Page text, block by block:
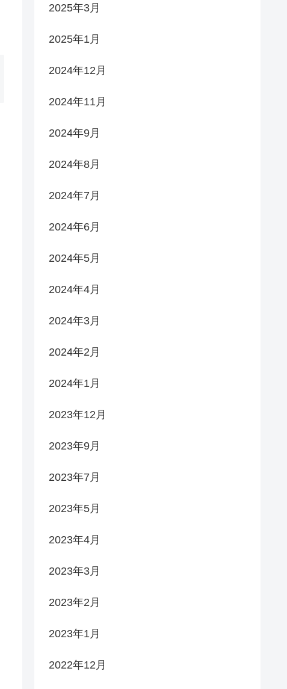
2025年3月
2025年1月
2024年12月
2024年11月
2024年9月
2024年8月
2024年7月
2024年6月
2024年5月
2024年4月
2024年3月
2024年2月
2024年1月
2023年12月
2023年9月
2023年7月
2023年5月
2023年4月
2023年3月
2023年2月
2023年1月
2022年12月